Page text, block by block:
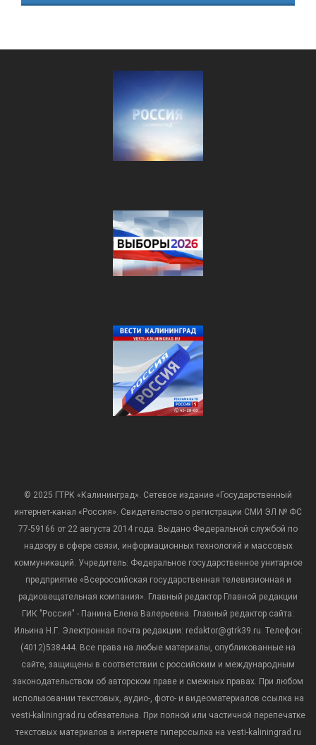
© 2025 ГТРК «Калининград». Сетевое издание «Государственный
интернет-канал «Россия». Свидетельство о регистрации СМИ ЭЛ № ФС
77-59166 от 22 августа 2014 года. Выдано Федеральной службой по
надзору в сфере связи, информационных технологий и массовых
коммуникаций. Учредитель: Федеральное государственное унитарное
предприятие «Всероссийская государственная телевизионная и
радиовещательная компания». Главный редактор Главной редакции
ГИК "Россия" - Панина Елена Валерьевна. Главный редактор сайта:
Ильина Н.Г. Электронная почта редакции: redaktor@gtrk39.ru. Телефон:
(4012)538444. Все права на любые материалы, опубликованные на
сайте, защищены в соответствии с российским и международным
законодательством об авторском праве и смежных правах. При любом
использовании текстовых, аудио-, фото- и видеоматериалов ссылка на
vesti-kaliningrad.ru обязательна. При полной или частичной перепечатке
текстовых материалов в интернете гиперссылка на vesti-kaliningrad.ru